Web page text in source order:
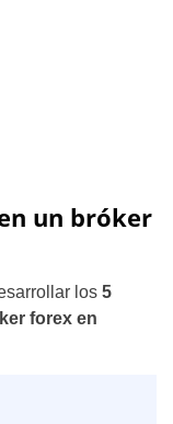
un bróker
los 5
forex en